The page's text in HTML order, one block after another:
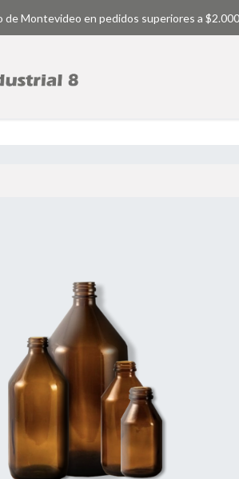
de Montevideo en pedidos superiores a $2.000